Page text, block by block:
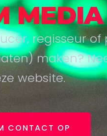
regisseur
maken?
website.
CONTACT OP